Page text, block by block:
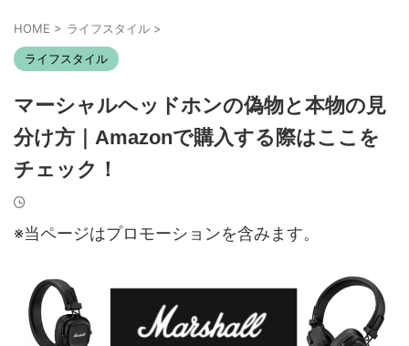
HOME > ライフスタイル >
ライフスタイル
マーシャルヘッドホンの偽物と本物の見
分け方｜Amazonで購入する際はここを
チェック！
※当ページはプロモーションを含みます。